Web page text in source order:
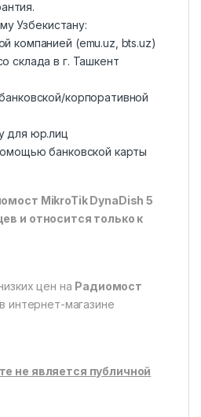
Узбекистану:
компанией (emu.uz, bts.uz)
склада в г. Ташкент
корпоративной
для юр.лиц
банковской карты
MikroTik DynaDish 5
и относится только к
цен на Радиомост
в интернет-магазине
не является публичной